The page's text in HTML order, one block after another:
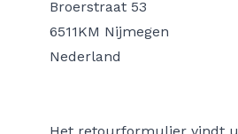
Broerstraat 53
6511KM Nijmegen
Nederland
Het retourformulier vindt u